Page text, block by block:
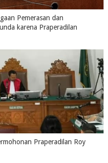
Pemerasan dan
karena Praperadilan
Praperadilan Roy